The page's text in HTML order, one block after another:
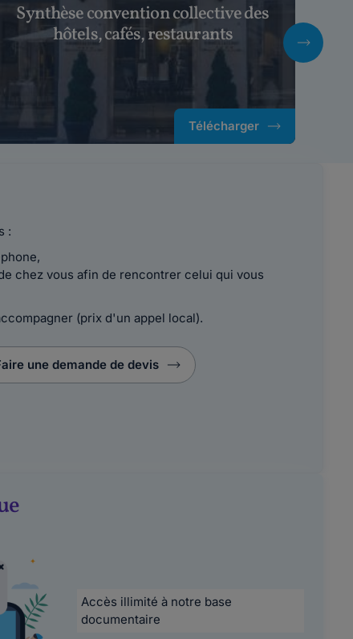
Synthèse convention collective des
hôtels, cafés, restaurants
Télécharger
:
chez vous afin de rencontrer celui qui vous
(prix d'un appel local).
une demande de devis
Accès illimité à notre base
documentaire